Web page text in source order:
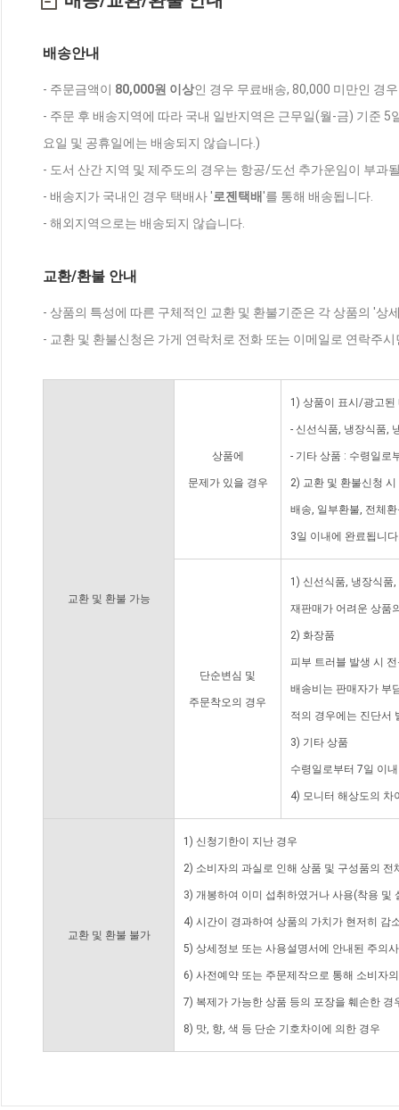
배송안내
- 주문금액이 80,000원 이상인 경우 무료배송, 80,000 미만인 경
- 주문 후 배송지역에 따라 국내 일반지역은 근무일(월-금) 기준
요일 및 공휴일에는 배송되지 않습니다.)
- 도서 산간 지역 및 제주도의 경우는 항공/도선 추가운임이 부과
- 배송지가 국내인 경우 택배사 '로젠택배'를 통해 배송됩니다.
- 해외지역으로는 배송되지 않습니다.
교환/환불 안내
- 상품의 특성에 따른 구체적인 교환 및 환불기준은 각 상품의 '상
- 교환 및 환불신청은 가게 연락처로 전화 또는 이메일로 연락주
교환 및 환불 가능
상품에
문제가 있을 경우
1) 상품이 표시/광고된
- 신선식품, 냉장식품,
- 기타 상품 : 수령일로
2) 교환 및 환불신청
배송, 일부환불, 전체
3일 이내에 완료됩니
단순변심 및
주문착오의 경우
1) 신선식품, 냉장식품
재판매가 어려운 상품
2) 화장품
피부 트러블 발생 시
배송비는 판매자가 부
적의 경우에는 진단서
3) 기타 상품
수령일로부터 7일 이
4) 모니터 해상도의 차
교환 및 환불 불가
1) 신청기한이 지난 경우
2) 소비자의 과실로 인해 상품 및 구성품의
3) 개봉하여 이미 섭취하였거나 사용(착용 및
4) 시간이 경과하여 상품의 가치가 현저히 감
5) 상세정보 또는 사용설명서에 안내된 주의
6) 사전예약 또는 주문제작으로 통해 소비자
7) 복제가 가능한 상품 등의 포장을 훼손한 경
8) 맛, 향, 색 등 단순 기호차이에 의한 경우